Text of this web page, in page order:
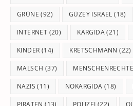
GRÜNE (92) GÜZEY ISRAEL (18)
INTERNET (20) KARGIDA(21)
KINDER (14) KRETSCHMANN (22)
MALSCH (37) MENSCHENRECHTE
NAZIS (11) NOKARGIDA (18)
PIRATEN (13) POLIZEI (22)